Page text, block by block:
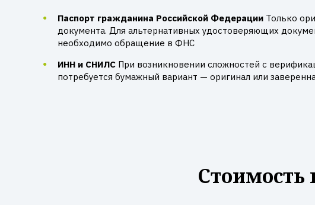
Паспорт гражданина Российской Федерации Только
документа. Для альтернативных удостоверяющих
необходимо обращение в ФНС
ИНН и СНИЛС При возникновении сложностей с
потребуется бумажный вариант — оригинал или